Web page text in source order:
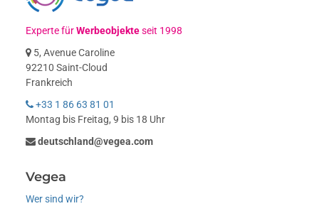
Experte fürWerbeobjekteseit 1998
5, Avenue Caroline
92210 Saint-Cloud
Frankreich
+33 1 86 63 81 01
Montag bis Freitag, 9 bis 18 Uhr
deutschland@vegea.com
Vegea
Wer sind wir?